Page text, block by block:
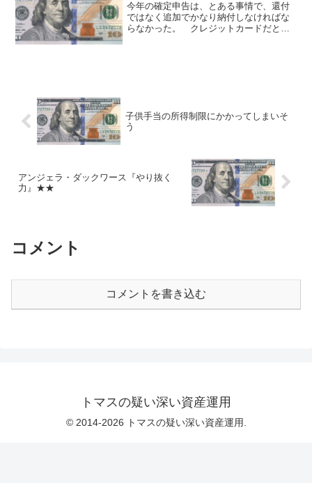
今年の確定申告は、とある事情で、還付
ではなく追加でかなり納付しなければな
らなかった。 クレジットカードだと手
子供手当の所得制限にかかってしまいそ
う
アンジェラ・ダックワース『やり抜く
力』★★
コメント
コメントを書き込む
トマスの疑い深い資産運用
© 2014-2026 トマスの疑い深い資産運用.